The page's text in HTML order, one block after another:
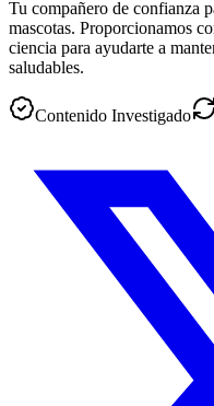
Tu compañero de confianza
mascotas. Proporcionamos
ciencia para ayudarte a
saludables.
Contenido Investigado